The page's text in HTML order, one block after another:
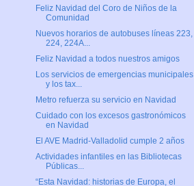
Feliz Navidad del Coro de Niños de la
Comunidad
Nuevos horarios de autobuses líneas 223,
224, 224A...
Feliz Navidad a todos nuestros amigos
Los servicios de emergencias municipales
y los tax...
Metro refuerza su servicio en Navidad
Cuidado con los excesos gastronómicos
en Navidad
El AVE Madrid-Valladolid cumple 2 años
Actividades infantiles en las Bibliotecas
Públicas...
“Esta Navidad: historias de Europa, el